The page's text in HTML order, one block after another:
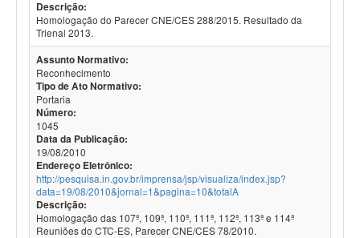
Descrição:
Homologação do Parecer CNE/CES 288/2015. Resultado da
Trienal 2013.
Assunto Normativo:
Reconhecimento
Tipo de Ato Normativo:
Portaria
Número:
1045
Data da Publicação:
19/08/2010
Endereço Eletrônico:
http://pesquisa.in.gov.br/imprensa/jsp/visualiza/index.jsp?
data=19/08/2010&jornal=1&pagina=10&totalA
Descrição:
Homologação das 107ª, 109ª, 110ª, 111ª, 112ª, 113ª e 114ª
Reuniões do CTC-ES, Parecer CNE/CES 78/2010.